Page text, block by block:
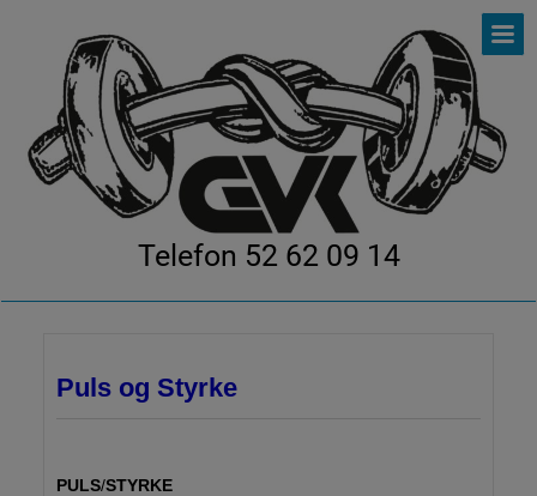
Telefon 52 62 09 14
Puls og Styrke
PULS/STYRKE